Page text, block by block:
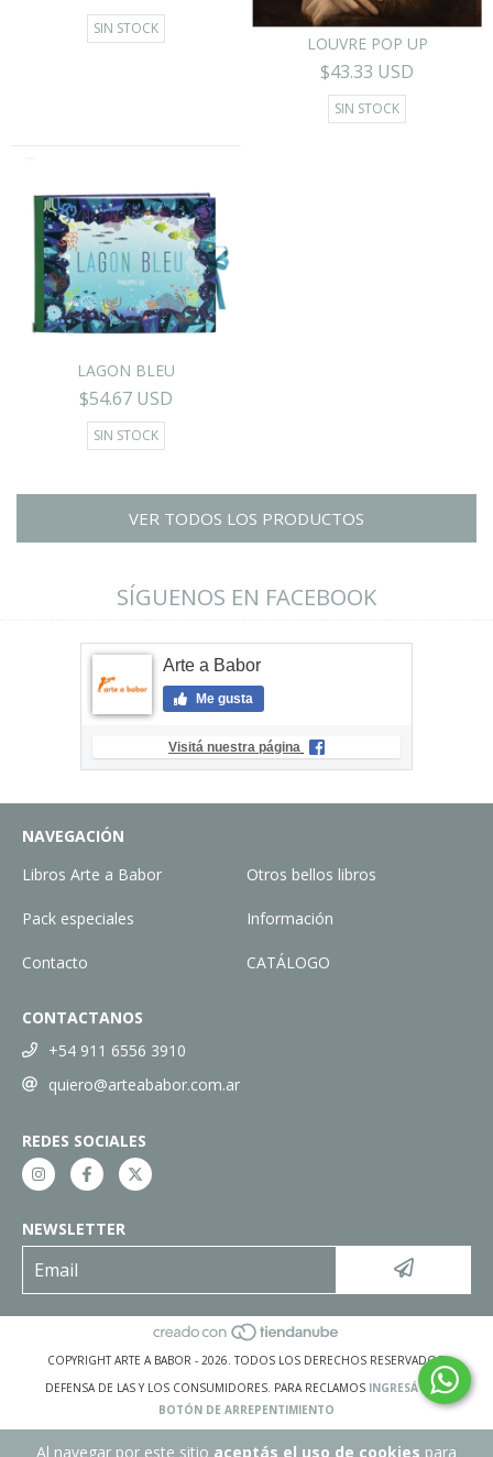
Al navegar por este sitio aceptás el uso de cookies para
SIN STOCK
LOUVRE POP UP
$43.33 USD
SIN STOCK
LAGON BLEU
$54.67 USD
SIN STOCK
VER TODOS LOS PRODUCTOS
SÍGUENOS EN FACEBOOK
Arte a Babor
Me gusta
Visitá nuestra página
NAVEGACIÓN
Libros Arte a Babor
Otros bellos libros
Pack especiales Información
Contacto CATÁLOGO
CONTACTANOS
+54 911 6556 3910
quiero@arteababor.com.ar
REDES SOCIALES
NEWSLETTER
COPYRIGHT ARTE A BABOR - 2026. TODOS LOS DERECHOS RESERVADOS.
DEFENSA DE LAS Y LOS CONSUMIDORES. PARA RECLAMOS INGRESÁ ACÁ.
BOTÓN DE ARREPENTIMIENTO